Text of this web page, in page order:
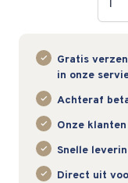
Gratis
in onze
Achteraf
Onze
Snelle
Direct uit